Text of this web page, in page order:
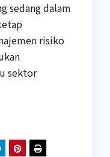
sedang dalam
risiko
sektor